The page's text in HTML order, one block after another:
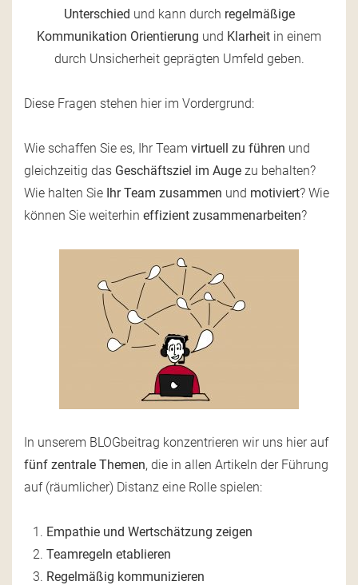
Unterschied und kann durch regelmäßige
Kommunikation Orientierung und Klarheit in einem
durch Unsicherheit geprägten Umfeld geben.
Diese Fragen stehen hier im Vordergrund:
Wie schaffen Sie es, Ihr Team virtuell zu führen und
gleichzeitig das Geschäftsziel im Auge zu behalten?
Wie halten Sie Ihr Team zusammen und motiviert? Wie
können Sie weiterhin effizient zusammenarbeiten?
In unserem BLOGbeitrag konzentrieren wir uns hier auf
fünf zentrale Themen, die in allen Artikeln der Führung
auf (räumlicher) Distanz eine Rolle spielen:
Empathie und Wertschätzung zeigen
Teamregeln etablieren
Regelmäßig kommunizieren